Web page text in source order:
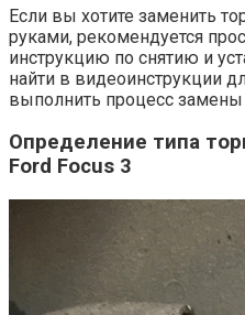
Если вы хотите заменить
руками, рекомендуется
инструкцию по снятию и
найти в видеоинструкции
выполнить процесс
Определение типа
Ford Focus 3